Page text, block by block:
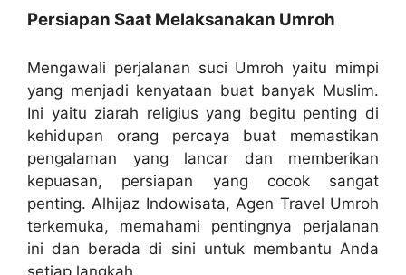
Persiapan Saat Melaksanakan Umroh
Mengawali perjalanan suci Umroh yaitu mimpi
yang menjadi kenyataan buat banyak Muslim.
Ini yaitu ziarah religius yang begitu penting di
kehidupan orang percaya buat memastikan
pengalaman yang lancar dan memberikan
kepuasan, persiapan yang cocok sangat
penting. Alhijaz Indowisata, Agen Travel Umroh
terkemuka, memahami pentingnya perjalanan
ini dan berada di sini untuk membantu Anda
setiap langkah.